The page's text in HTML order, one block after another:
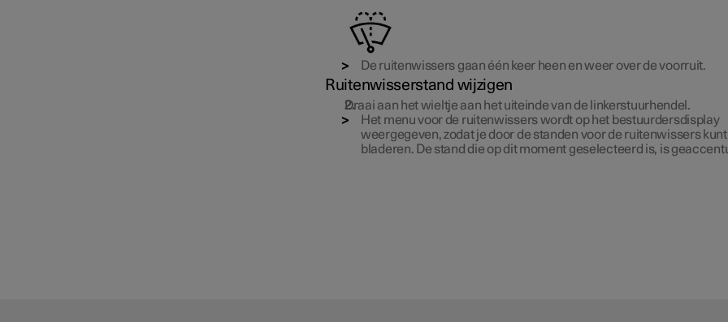
De ruitenwissers gaan één keer heen en weer over de voorruit.
Ruitenwisserstand wijzigen
Draai aan het wieltje aan het uiteinde van de linkerstuurhendel.
Het menu voor de ruitenwissers wordt op het bestuurdersdisplay
weergegeven, zodat je door de standen voor de ruitenwissers kunt
bladeren. De stand die op dit moment geselecteerd is, is